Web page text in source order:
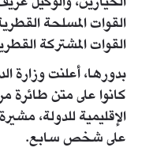
القوات المسلحة
القوات المشتركة
كانوا على متن طائرة
الإقليمية للدولة،
على شخص سابع.